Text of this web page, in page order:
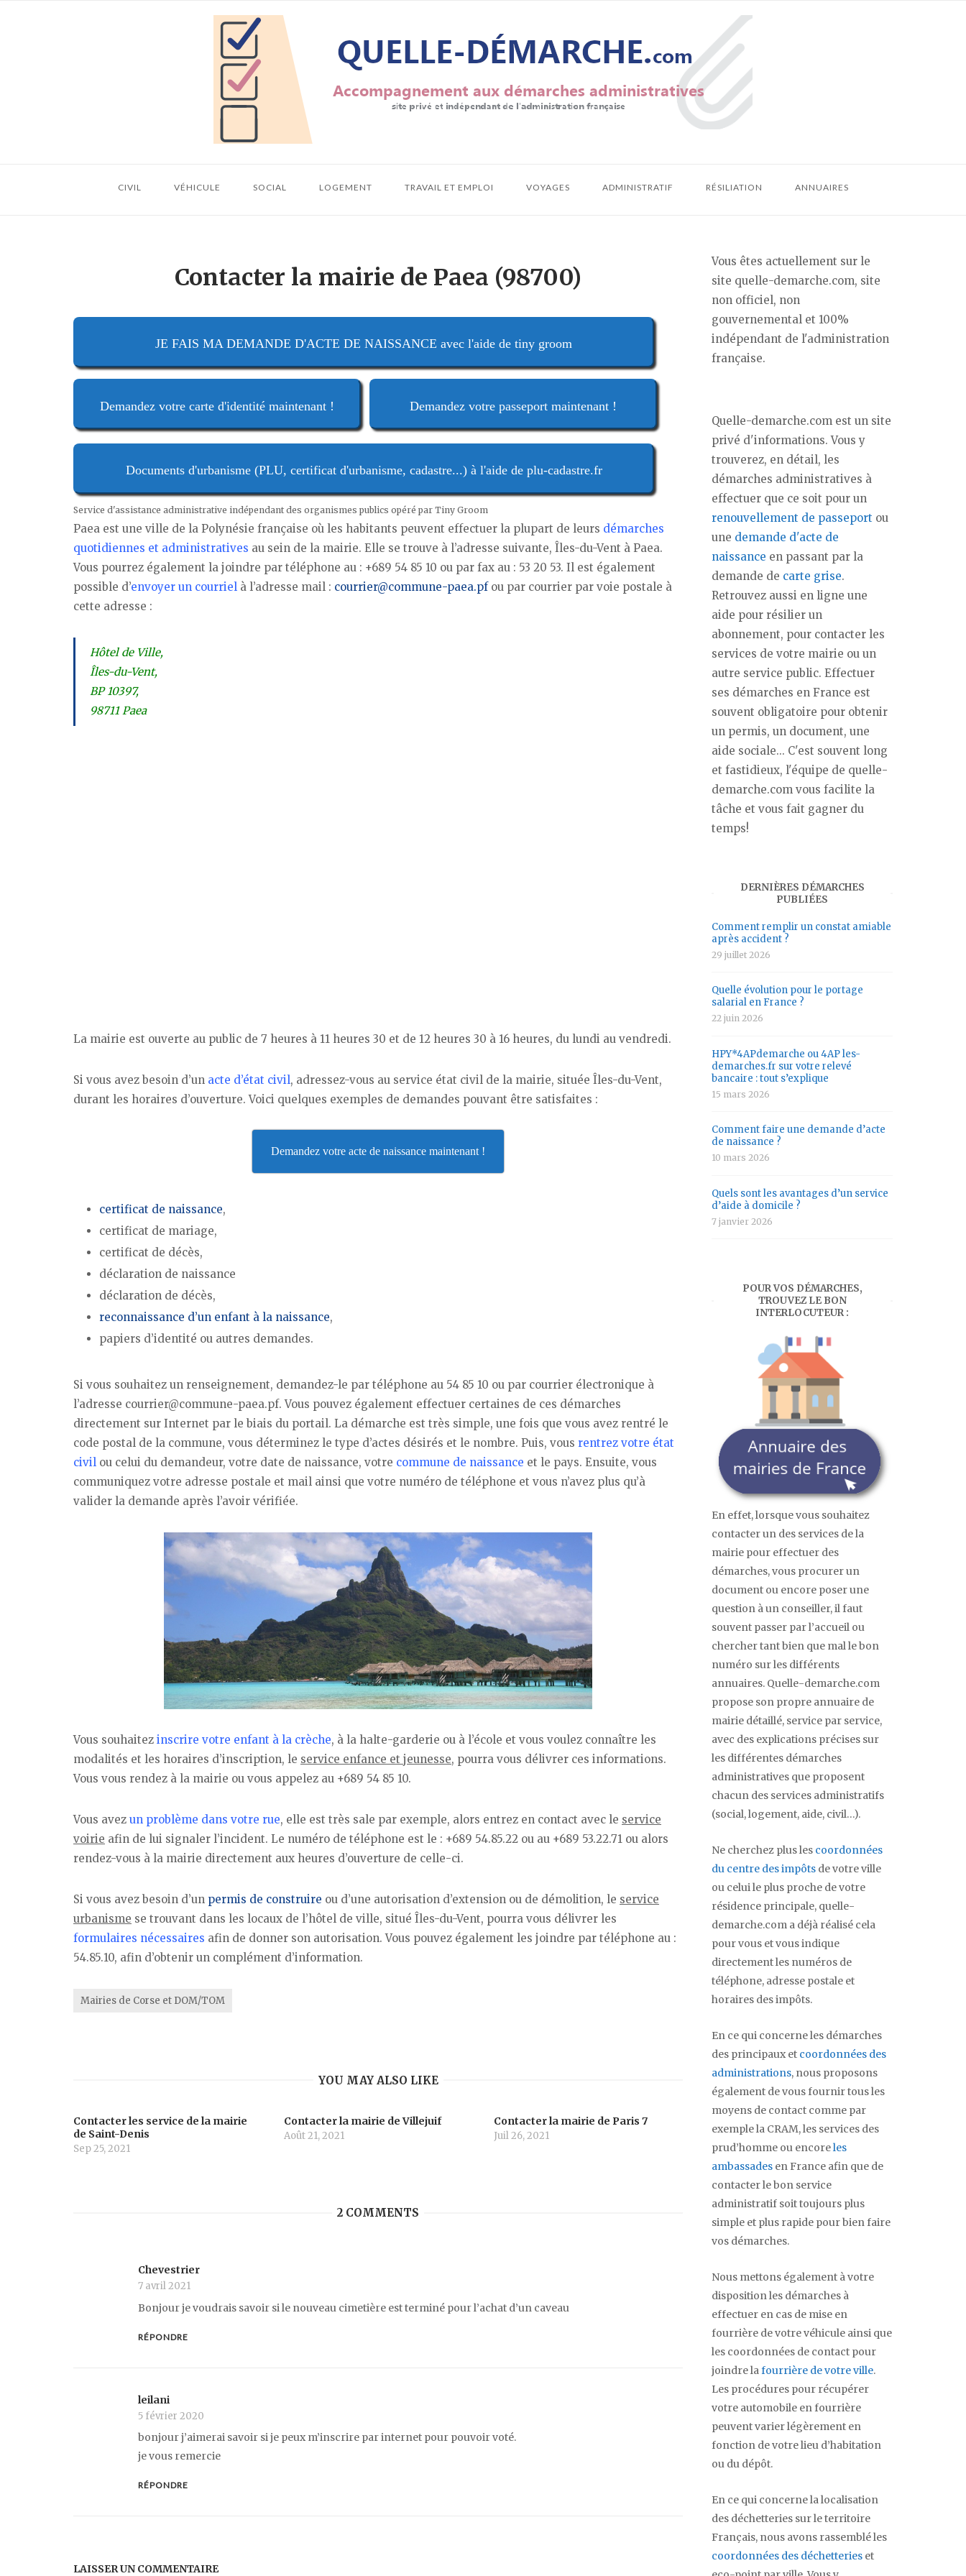
Home
CIVIL VÉHICULE SOCIAL LOGEMENT TRAVAIL ET EMPLOI VOYAGES ADMINISTRATIF RÉSILIATION ANNUAIRES
Contacter la mairie de Paea (98700)
JE FAIS MA DEMANDE D'ACTE DE NAISSANCE avec l'aide de tiny groom
Demandez votre carte d'identité maintenant ! Demandez votre passeport maintenant !
Documents d'urbanisme (PLU, certificat d'urbanisme, cadastre...) à l'aide de plu-cadastre.fr
Service d'assistance administrative indépendant des organismes publics opéré par Tiny Groom
Paea est une ville de la Polynésie française où les habitants peuvent effectuer la plupart de leurs démarches
quotidiennes et administratives au sein de la mairie. Elle se trouve à l’adresse suivante, Îles-du-Vent à Paea.
Vous pourrez également la joindre par téléphone au : +689 54 85 10 ou par fax au : 53 20 53. Il est également
possible d’envoyer un courriel à l’adresse mail : courrier@commune-paea.pfou par courrier par voie postale à
cette adresse :
Hôtel de Ville,
Îles-du-Vent,
BP 10397,
98711 Paea
La mairie est ouverte au public de 7 heures à 11 heures 30 et de 12 heures 30 à 16 heures, du lundi au vendredi.
Si vous avez besoin d’un acte d’état civil, adressez-vous au service état civil de la mairie, située Îles-du-Vent,
durant les horaires d’ouverture. Voici quelques exemples de demandes pouvant être satisfaites :
Demandez votre acte de naissance maintenant !
certificat de naissance,
certificat de mariage,
certificat de décès,
déclaration de naissance
déclaration de décès,
reconnaissance d’un enfant à la naissance,
papiers d’identité ou autres demandes.
Si vous souhaitez un renseignement, demandez-le par téléphone au 54 85 10 ou par courrier électronique à
l’adresse courrier@commune-paea.pf. Vous pouvez également effectuer certaines de ces démarches
directement sur Internet par le biais du portail. La démarche est très simple, une fois que vous avez rentré le
code postal de la commune, vous déterminez le type d’actes désirés et le nombre. Puis, vous rentrez votre état
civil ou celui du demandeur, votre date de naissance, votre commune de naissance et le pays. Ensuite, vous
communiquez votre adresse postale et mail ainsi que votre numéro de téléphone et vous n’avez plus qu’à
valider la demande après l’avoir vérifiée.
Vous souhaitez inscrire votre enfant à la crèche, à la halte-garderie ou à l’école et vous voulez connaître les
modalités et les horaires d’inscription, le service enfance et jeunesse, pourra vous délivrer ces informations.
Vous vous rendez à la mairie ou vous appelez au +689 54 85 10.
Vous avez un problème dans votre rue, elle est très sale par exemple, alors entrez en contact avec le service
voirie afin de lui signaler l’incident. Le numéro de téléphone est le : +689 54.85.22 ou au +689 53.22.71 ou alors
rendez-vous à la mairie directement aux heures d’ouverture de celle-ci.
Si vous avez besoin d’un permis de construire ou d’une autorisation d’extension ou de démolition, le service
urbanisme se trouvant dans les locaux de l’hôtel de ville, situé Îles-du-Vent, pourra vous délivrer les
formulaires nécessaires afin de donner son autorisation. Vous pouvez également les joindre par téléphone au :
54.85.10, afin d’obtenir un complément d’information.
Mairies de Corse et DOM/TOM
YOU MAY ALSO LIKE
Contacter les service de la mairie
de Saint-Denis
Sep 25, 2021
Contacter la mairie de Villejuif
Août 21, 2021
Contacter la mairie de Paris 7
Juil 26, 2021
2 COMMENTS
Chevestrier
7 avril 2021
Bonjour je voudrais savoir si le nouveau cimetière est terminé pour l’achat d’un caveau
RÉPONDRE
leilani
5 février 2020
bonjour j’aimerai savoir si je peux m’inscrire par internet pour pouvoir voté.
je vous remercie
RÉPONDRE
LAISSER UN COMMENTAIRE
Vous êtes actuellement sur le
site quelle-demarche.com, site
non officiel, non
gouvernemental et 100%
indépendant de l'administration
française.
Quelle-demarche.com est un site
privé d'informations. Vous y
trouverez, en détail, les
démarches administratives à
effectuer que ce soit pour un
renouvellement de passeport ou
une demande d'acte de
naissance en passant par la
demande de carte grise.
Retrouvez aussi en ligne une
aide pour résilier un
abonnement, pour contacter les
services de votre mairie ou un
autre service public. Effectuer
ses démarches en France est
souvent obligatoire pour obtenir
un permis, un document, une
aide sociale... C'est souvent long
et fastidieux, l'équipe de quelle-
demarche.com vous facilite la
tâche et vous fait gagner du
temps!
DERNIÈRES DÉMARCHES
PUBLIÉES
Comment remplir un constat amiable
après accident ?
29 juillet 2026
Quelle évolution pour le portage
salarial en France ?
22 juin 2026
HPY*4APdemarche ou 4AP les-
demarches.fr sur votre relevé
bancaire : tout s’explique
15 mars 2026
Comment faire une demande d’acte
de naissance ?
10 mars 2026
Quels sont les avantages d’un service
d’aide à domicile ?
7 janvier 2026
POUR VOS DÉMARCHES,
TROUVEZ LE BON
INTERLOCUTEUR :
En effet, lorsque vous souhaitez
contacter un des services de la
mairie pour effectuer des
démarches, vous procurer un
document ou encore poser une
question à un conseiller, il faut
souvent passer par l’accueil ou
chercher tant bien que mal le bon
numéro sur les différents
annuaires. Quelle-demarche.com
propose son propre annuaire de
mairie détaillé, service par service,
avec des explications précises sur
les différentes démarches
administratives que proposent
chacun des services administratifs
(social, logement, aide, civil…).
Ne cherchez plus les coordonnées
du centre des impôts de votre ville
ou celui le plus proche de votre
résidence principale, quelle-
demarche.com a déjà réalisé cela
pour vous et vous indique
directement les numéros de
téléphone, adresse postale et
horaires des impôts.
En ce qui concerne les démarches
des principaux et coordonnées des
administrations, nous proposons
également de vous fournir tous les
moyens de contact comme par
exemple la CRAM, les services des
prud’homme ou encoreles
ambassades en France afin que de
contacter le bon service
administratif soit toujours plus
simple et plus rapide pour bien faire
vos démarches.
Nous mettons également à votre
disposition les démarches à
effectuer en cas de mise en
fourrière de votre véhicule ainsi que
les coordonnées de contact pour
joindre lafourrière de votre ville.
Les procédures pour récupérer
votre automobile en fourrière
peuvent varier légèrement en
fonction de votre lieu d’habitation
ou du dépôt.
En ce qui concerne la localisation
des déchetteries sur le territoire
Français, nous avons rassemblé les
coordonnées des déchetteries et